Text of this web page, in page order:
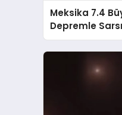
Meksika 7.4
Depremle
Uyarısı Verildi